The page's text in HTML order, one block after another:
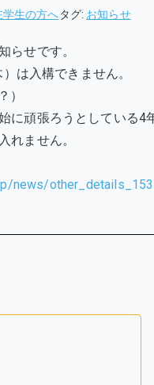
学生の方へタグ: お知らせ
らせです。
は入構できません。
）
に頑張ろうとしている4
れません。
news/